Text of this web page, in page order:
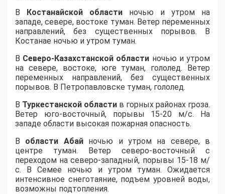
В Костанайской области ночью и утром на
западе, севере, востоке туман. Ветер переменных
направлений, без существенных порывов. В
Костанае ночью и утром туман.
В Северо-Казахстанской области ночью и утром
на севере, востоке, юге туман, гололед. Ветер
переменных направлений, без существенных
порывов. В Петропавловске туман, гололед.
В Туркестанской области в горных районах гроза.
Ветер юго-восточный, порывы 15-20 м/с. На
западе области высокая пожарная опасность.
В области Абайночью и утром на севере, в
центре туман. Ветер северо-восточный с
переходом на северо-западный, порывы 15-18 м/
с. В Семее ночью и утром туман. Ожидается
интенсивное снеготаяние, подъем уровней воды,
возможны подтопления.